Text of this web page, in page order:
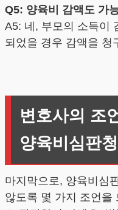
Q5: 양육비 감액도 가
A5: 네, 부모의 소득이
되었을 경우 감액을 청
변호사의 조
양육비심판
마지막으로, 양육비심
않도록 몇 가지 조언을